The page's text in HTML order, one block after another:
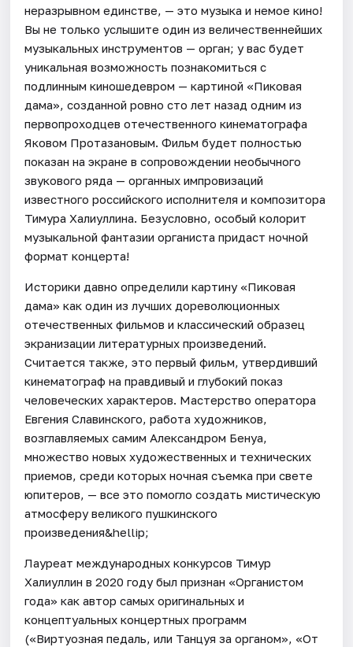
неразрывном единстве, — это музыка и немое кино!
Вы не только услышите один из величественнейших
музыкальных инструментов — орган; у вас будет
уникальная возможность познакомиться с
подлинным киношедевром — картиной «Пиковая
дама», созданной ровно сто лет назад одним из
первопроходцев отечественного кинематографа
Яковом Протазановым. Фильм будет полностью
показан на экране в сопровождении необычного
звукового ряда — органных импровизаций
известного российского исполнителя и композитора
Тимура Халиуллина. Безусловно, особый колорит
музыкальной фантазии органиста придаст ночной
формат концерта!
Историки давно определили картину «Пиковая
дама» как один из лучших дореволюционных
отечественных фильмов и классический образец
экранизации литературных произведений.
Считается также, это первый фильм, утвердивший
кинематограф на правдивый и глубокий показ
человеческих характеров. Мастерство оператора
Евгения Славинского, работа художников,
возглавляемых самим Александром Бенуа,
множество новых художественных и технических
приемов, среди которых ночная съемка при свете
юпитеров, — все это помогло создать мистическую
атмосферу великого пушкинского
произведения&hellip;
Лауреат международных конкурсов Тимур
Халиуллин в 2020 году был признан «Органистом
года» как автор самых оригинальных и
концептуальных концертных программ
(«Виртуозная педаль, или Танцуя за органом», «От